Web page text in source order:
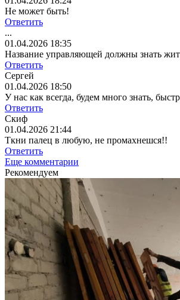
Не может быть!
Ответить
...
01.04.2026 18:35
Название управляющей должны знать
Ответить
Сергей
01.04.2026 18:50
У нас как всегда, будем много знать,
Ответить
Скиф
01.04.2026 21:44
Ткни палец в любую, не промахнешся!!
Ответить
Еще комментарии
Рекомендуем